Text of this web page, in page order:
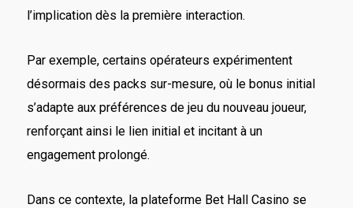
l’implication dès la première interaction.
Par exemple, certains opérateurs expérimentent
désormais des packs sur-mesure, où le bonus initial
s’adapte aux préférences de jeu du nouveau joueur,
renforçant ainsi le lien initial et incitant à un
engagement prolongé.
Dans ce contexte, la plateforme Bet Hall Casino se